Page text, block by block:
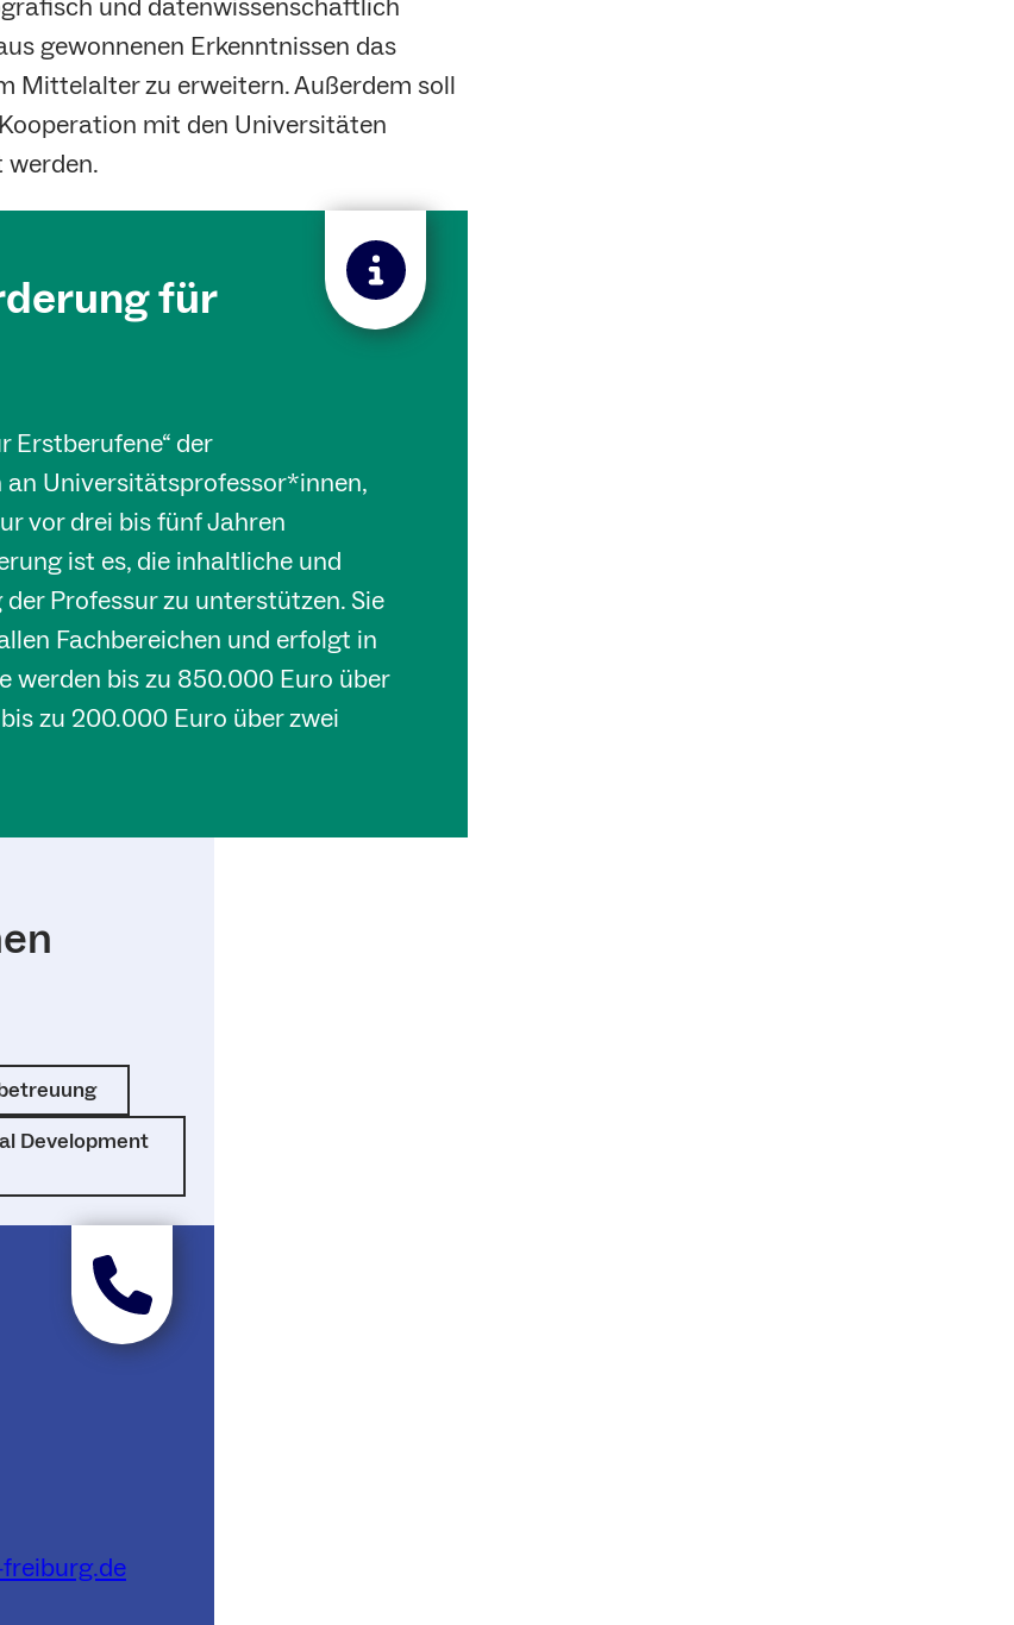
und datenwissenschaftlich
gewonnenen Erkenntnissen das
Mittelalter zu erweitern. Außerdem soll
mit den Universitäten
für
Erstberufene“ der
Universitätsprofessor*innen,
vor drei bis fünf Jahren
ist es, die inhaltliche und
Professur zu unterstützen. Sie
Fachbereichen und erfolgt in
werden bis zu 850.000 Euro über
zu 200.000 Euro über zwei
Development